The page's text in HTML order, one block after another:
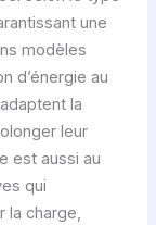
une
modèles
d’énergie au
la
leur
est aussi au
qui
la charge,